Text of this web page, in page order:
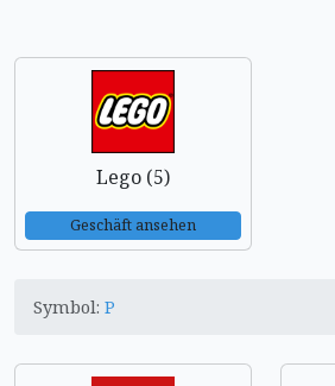
Lego (5)
Geschäft ansehen
Symbol: P